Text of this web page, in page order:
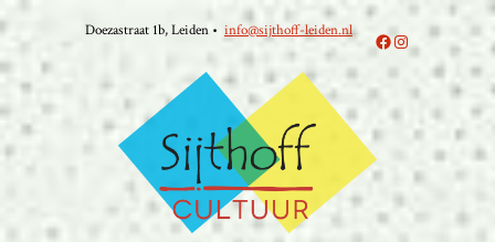
naar
de
inhoud
Doezastraat 1b, Leiden • info@sijthoff-leiden.nl Facebook
Instagram